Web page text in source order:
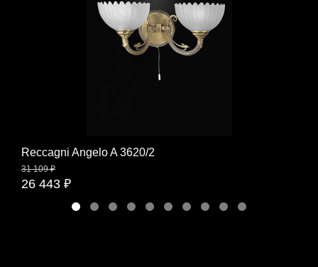
Reccagni Angelo A 3620/2
31 109 ₽
26 443 ₽